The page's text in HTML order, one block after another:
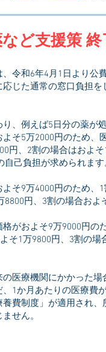
ど支援策 終
令和6年4月1日より公
じた通常の窓口負担を
、例えば5日分の薬が
そ5万2000円のため、
円、2割の場合はおよそ
自己負担が求められま
そ9万4000円のため、
円、3割の場合およ
がおよそ9万9000円の
そ1万9800円、3割の場
医療機関にかかった場
1か月あたりの医療費
費制度」が適用され、
せん。